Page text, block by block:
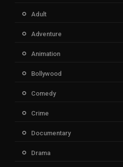
Adult
Adventure
Animation
Bollywood
Comedy
Crime
Documentary
Drama